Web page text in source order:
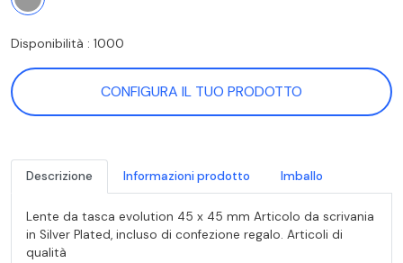
Disponibilità : 1000
CONFIGURA IL TUO PRODOTTO
Descrizione Informazioni prodotto Imballo
Lente da tasca evolution 45 x 45 mm Articolo da scrivania
in Silver Plated, incluso di confezione regalo. Articoli di
qualità